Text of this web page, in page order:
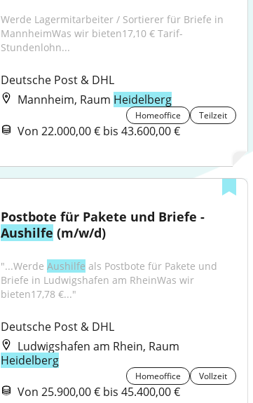
Werde Lagermitarbeiter / Sortierer für Briefe in
MannheimWas wir bieten17,10 € Tarif-
Stundenlohn...
Deutsche Post & DHL
Mannheim, Raum Heidelberg
Homeoffice Teilzeit
Von 22.000,00 € bis 43.600,00 €
Aushilfe (m/w/d)
"...Werde Aushilfe als Postbote für Pakete und
Briefe in Ludwigshafen am RheinWas wir
bieten17,78 €..."
Deutsche Post & DHL
Ludwigshafen am Rhein, Raum
Heidelberg
Homeoffice Vollzeit
Von 25.900,00 € bis 45.400,00 €